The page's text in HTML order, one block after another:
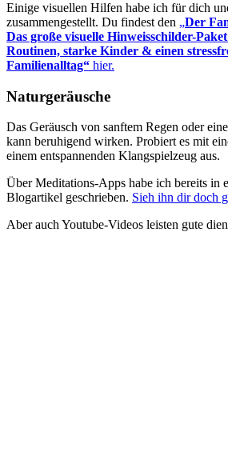
Einige visuellen Hilfen habe ich für dich
zusammengestellt. Du findest den „Der
Das große visuelle Hinweisschilder-
Routinen, starke Kinder & einen
Familienalltag“ hier.
Naturgeräusche
Das Geräusch von sanftem Regen oder
kann beruhigend wirken. Probiert es mit
einem entspannenden Klangspielzeug aus.
Über Meditations-Apps habe ich bereits in
Blogartikel geschrieben. Sieh ihn dir doch
Aber auch Youtube-Videos leisten gute